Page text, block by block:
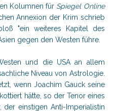
Kolumnen für Spiegel Online
Annexion der Krim schrieb
"ein weiteres Kapitel des
gegen den Westen führe.
und die USA an allem
Niveau von Astrologie.
wenn Joachim Gauck seine
hätte, so der Tenor eines
einstigen Anti-Imperialistin